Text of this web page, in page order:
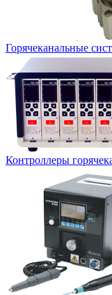
Горячеканальные
Контроллеры